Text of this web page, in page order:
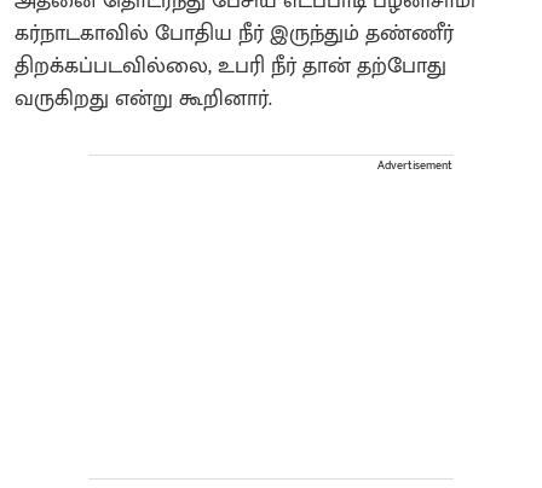
கர்நாடகாவில் போதிய நீர் இருந்தும் தண்ணீர்
திறக்கப்படவில்லை, உபரி நீர் தான் தற்போது
வருகிறது என்று கூறினார்.
Advertisement